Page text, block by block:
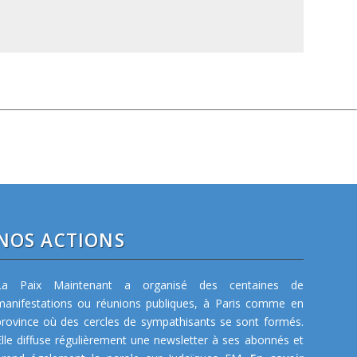
ACTIONS
Paix Maintenant a organisé des centaines de
ou réunions publiques, à Paris comme en
où des cercles de sympathisants se sont formés.
diffuse régulièrement une newsletter à ses abonnés et